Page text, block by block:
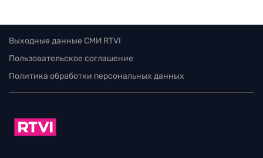
Выходные данные СМИ RTVI
Пользовательское соглашение
Политика обработки персональных данных